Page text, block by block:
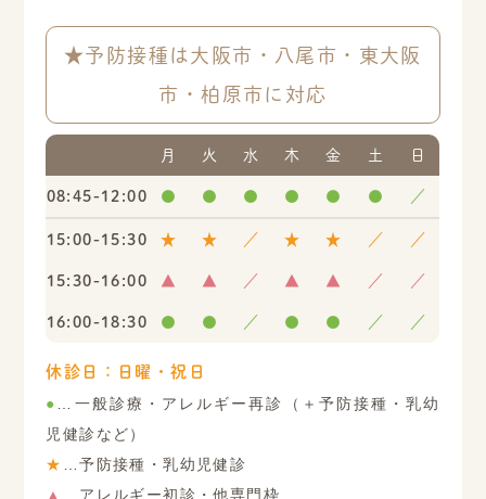
★予防接種は大阪市・八尾市・東大阪
市・柏原市に対応
月 火 水 木 金 土 日
08:45-12:00 ● ● ● ● ● ● ／
15:00-15:30 ★ ★ ／ ★ ★ ／ ／
15:30-16:00 ▲ ▲ ／ ▲ ▲ ／ ／
16:00-18:30 ● ● ／ ● ● ／ ／
休診日：日曜・祝日
●
…一般診療・アレルギー再診（＋予防接種・乳幼
児健診など）
★
…予防接種・乳幼児健診
▲
…アレルギー初診・他専門枠